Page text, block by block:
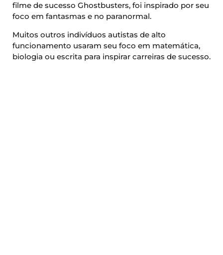
filme de sucesso Ghostbusters, foi inspirado por seu
foco em fantasmas e no paranormal.
Muitos outros indivíduos autistas de alto
funcionamento usaram seu foco em matemática,
biologia ou escrita para inspirar carreiras de sucesso.